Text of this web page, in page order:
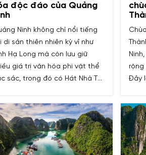
độc đáo của Quảng
Ninh không chỉ nổi tiếng
di sản thiên nhiên kỳ vĩ như
Hạ Long mà còn lưu giữ
giá trị văn hóa phi vật thể
sắc, trong đó có Hát Nhà Tơ.
gắn liền với nghi lễ tín
thờ Mẫu và mang đậm
sắc văn hóa vùng Đông Bắc.
khám phá Hát Nhà Tơ –
di sản quý báu đang được
rộng
Đây